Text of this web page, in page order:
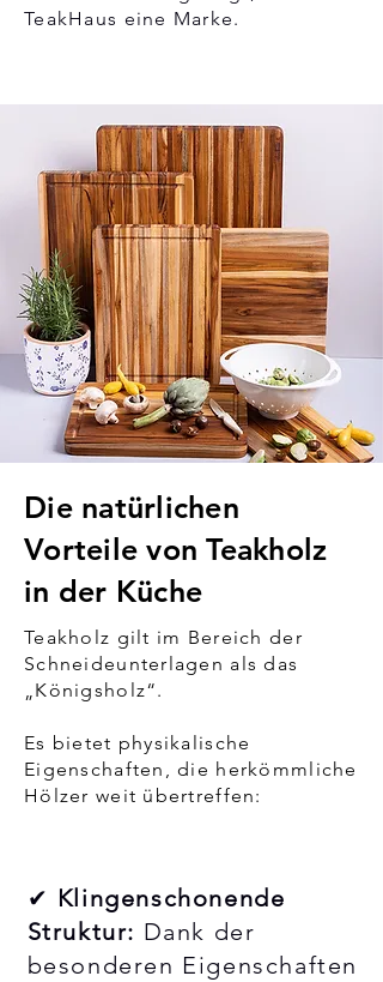
TeakHaus eine Marke.
Die natürlichen
Vorteile von Teakholz
in der Küche
Teakholz gilt im Bereich der
Schneideunterlagen als das
„Königsholz“.
Es bietet physikalische
Eigenschaften, die herkömmliche
Hölzer weit übertreffen:
✔ Klingenschonende
Struktur: Dank der
besonderen Eigenschaften